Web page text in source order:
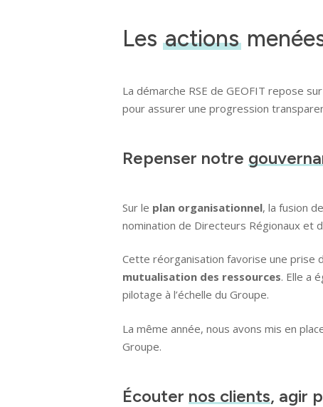
Lesactions
La démarche RSE de GEOFIT repose sur
pour assurer une progression
Repenser notre
Sur le plan organisationnel, la fusion
nomination de Directeurs Régionaux et
Cette réorganisation favorise une prise
mutualisation des ressources. Elle a
pilotage à l’échelle du Groupe.
La même année, nous avons mis en
Groupe.
Écouter nos clients, agir
Identité